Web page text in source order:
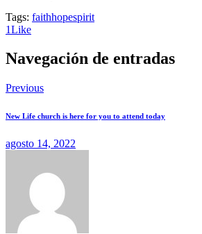
Tags: faithhopespirit
1Like
Navegación de entradas
Previous
New Life church is here for you to attend today
agosto 14, 2022